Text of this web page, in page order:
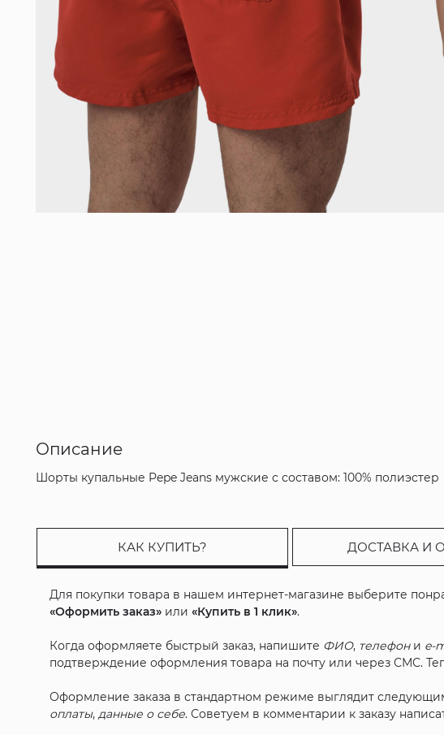
Описание
Шорты купальные Pepe Jeans мужские с составом: 100% полиэстер
КАК КУПИТЬ? ДОСТАВКА И
Для покупки товара в нашем интернет-магазине выберите
«Оформить заказ» или«Купить в 1 клик».
Когда оформляете быстрый заказ, напишите ФИО, телефони e-
подтверждение оформления товара на почту или через СМС.
Оформление заказа в стандартном режиме выглядит
оплаты,данные о себе. Советуем в комментарии к заказу